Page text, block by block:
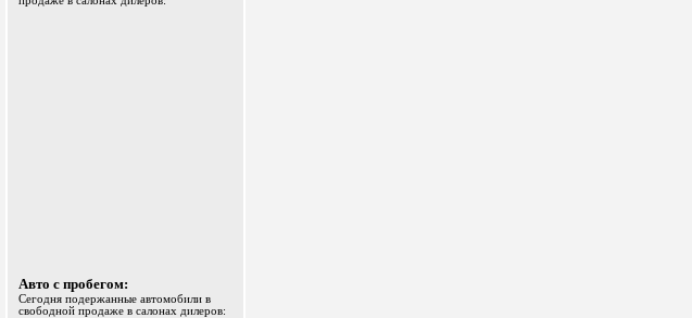
Авто с пробегом:
Сегодня подержанные автомобили в
свободной продаже в салонах дилеров: